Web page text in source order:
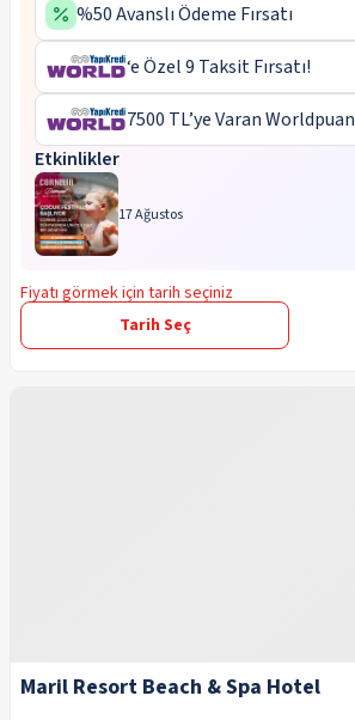
%50 Avanslı Ödeme Fırsatı
‘e Özel 9 Taksit Fırsatı!
7500 TL’ye Varan
Etkinlikler
17 Ağustos
Fiyatı görmek için tarih seçiniz
Tarih Seç
Maril Resort Beach & Spa Hotel